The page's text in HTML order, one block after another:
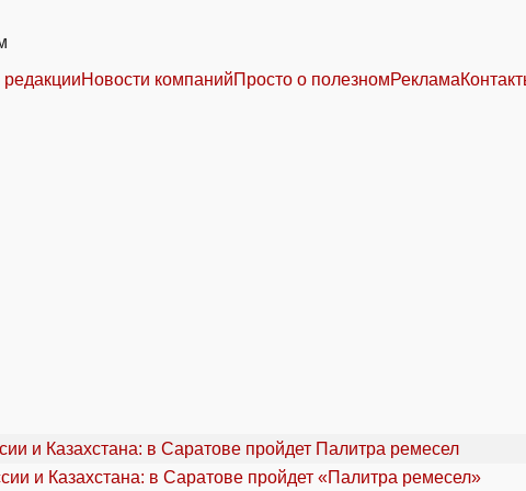
Новости компанийПросто о полезномРеклама
и Казахстана: в Саратове пройдет «Палитра ремесел»